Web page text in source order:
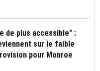
de plus accessible" :
sur le faible
pour Monroe